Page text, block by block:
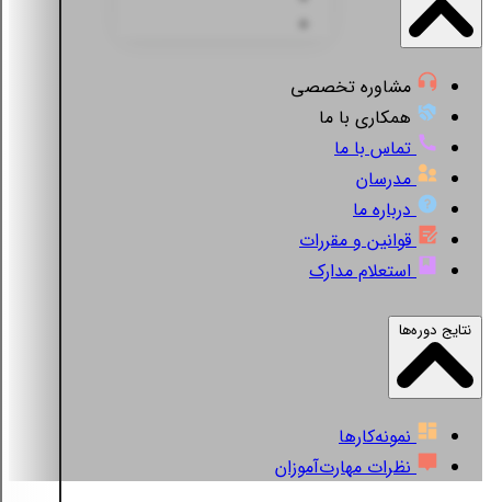
مشاوره تخصصی
همکاری با ما
تماس با ما
مدرسان
درباره ما
قوانین و مقررات
استعلام مدارک
نتایج دوره‌ها
نمونه‌کارها
نظرات مهارت‌آموزان